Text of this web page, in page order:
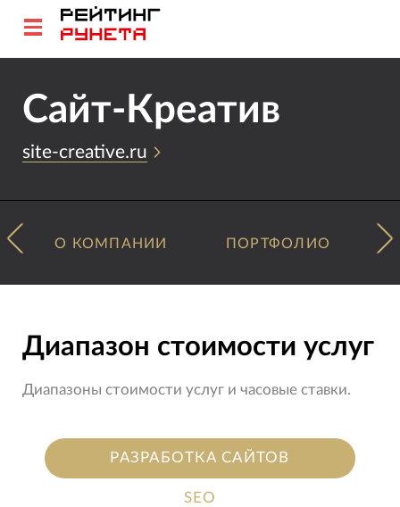
Сайт-Креатив
site-creative.ru
О КОМПАНИИ ПОРТФОЛИО
Диапазон стоимости услуг
Диапазоны стоимости услуг и часовые ставки.
РАЗРАБОТКА САЙТОВ
SEO